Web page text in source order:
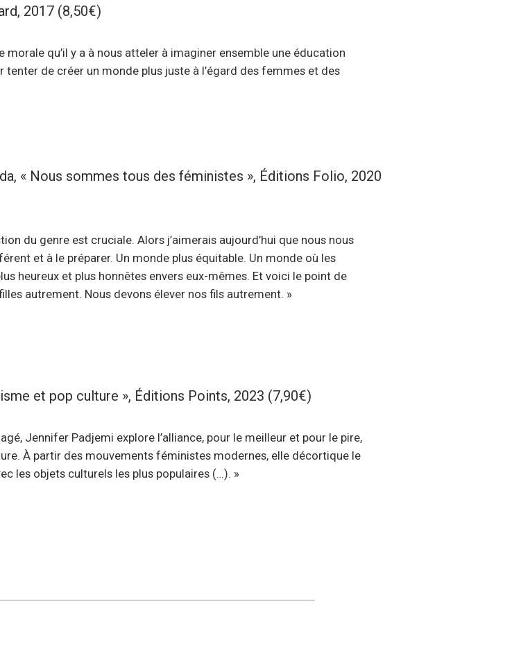
2017 (8,50€)
morale qu’il y a à nous atteler à imaginer ensemble une éducation
de créer un monde plus juste à l’égard des femmes et des
« Nous sommes tous des féministes », Éditions Folio, 2020
du genre est cruciale. Alors j’aimerais aujourd’hui que nous nous
et à le préparer. Un monde plus équitable. Un monde où les
heureux et plus honnêtes envers eux-mêmes. Et voici le point de
autrement. Nous devons élever nos fils autrement. »
et pop culture », Éditions Points, 2023 (7,90€)
Jennifer Padjemi explore l’alliance, pour le meilleur et pour le pire,
À partir des mouvements féministes modernes, elle décortique le
les objets culturels les plus populaires (…). »